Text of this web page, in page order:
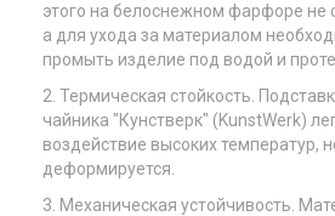
этого на белоснежном фарфоре не
а для ухода за материалом
промыть изделие под водой и
2. Термическая стойкость.
чайника "Кунстверк" (KunstWerk)
воздействие высоких температур,
деформируется.
3. Механическая устойчивость.